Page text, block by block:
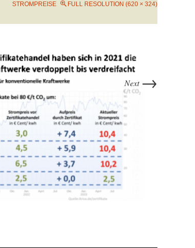
STROMPREISE
FULL RESOLUTION (620 × 324)
Next →